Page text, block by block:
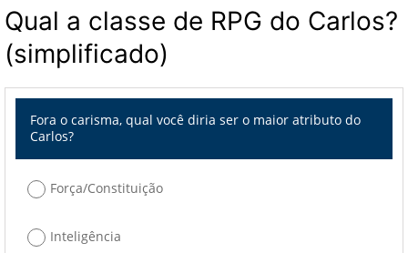
Qual a classe de RPG do Carlos?
(simplificado)
Fora o carisma, qual você diria ser o maior atributo do
Carlos?
Força/Constituição
Inteligência